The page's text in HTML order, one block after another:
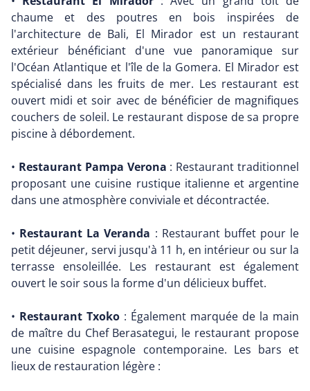
chaume et des poutres en bois inspirées de
l'architecture de Bali, El Mirador est un restaurant
extérieur bénéficiant d'une vue panoramique sur
l'Océan Atlantique et l'île de la Gomera. El Mirador est
spécialisé dans les fruits de mer. Les restaurant est
ouvert midi et soir avec de bénéficier de magnifiques
couchers de soleil. Le restaurant dispose de sa propre
piscine à débordement.
• Restaurant Pampa Verona : Restaurant traditionnel
proposant une cuisine rustique italienne et argentine
dans une atmosphère conviviale et décontractée.
• Restaurant La Veranda : Restaurant buffet pour le
petit déjeuner, servi jusqu'à 11 h, en intérieur ou sur la
terrasse ensoleillée. Les restaurant est également
ouvert le soir sous la forme d'un délicieux buffet.
• Restaurant Txoko : Également marquée de la main
de maître du Chef Berasategui, le restaurant propose
une cuisine espagnole contemporaine. Les bars et
lieux de restauration légère :